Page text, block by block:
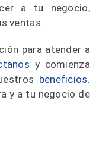
a tu negocio,
ventas.
para atender a
y comienza
beneficios.
y a tu negocio de